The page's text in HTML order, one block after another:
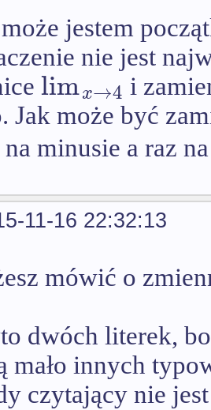
jestem
nie jest
limx→4 i
Jak może być
minusie a raz
11-16 22:32:13
mówić o
dwóch literek,
mało innych
czytający nie